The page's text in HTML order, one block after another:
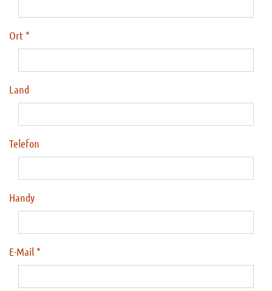
Ort
Land
Telefon
Handy
E-Mail